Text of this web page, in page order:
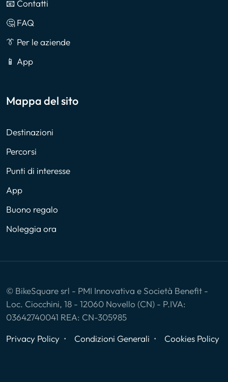
📧 Contatti
🤔 FAQ
👔 Per le aziende
📱 App
Mappa del sito
Destinazioni
Percorsi
Punti di interesse
App
Buono regalo
Noleggia ora
© BikeSquare srl - PMI Innovativa e Società Benefit -
Loc. Ciocchini, 18 - 12060 Novello (CN) - P.IVA:
03642740041 REA: CN-305985
Privacy Policy
Condizioni Generali Cookies Policy